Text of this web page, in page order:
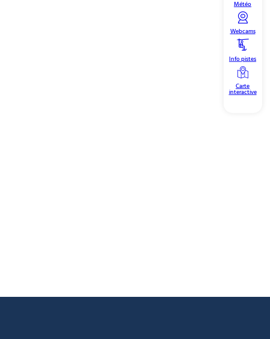
Météo
Webcams
Info pistes
Carte
interactive